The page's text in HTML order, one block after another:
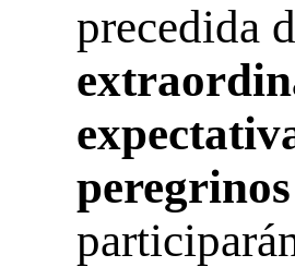
precedida
peregrinos